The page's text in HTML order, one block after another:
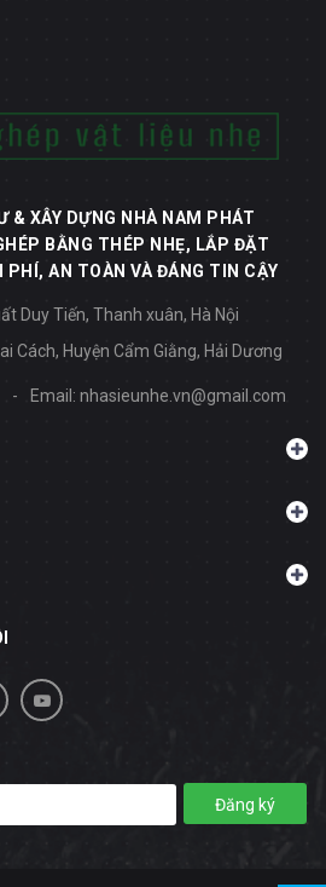
& XÂY DỰNG NHÀ NAM PHÁT
BẰNG THÉP NHẸ, LẮP ĐẶT
PHÍ, AN TOÀN VÀ ĐÁNG TIN CẬY
Duy Tiến, Thanh xuân, Hà Nội
Cách, Huyện Cẩm Giằng, Hải Dương
- Email: nhasieunhe.vn@gmail.com
Đăng ký